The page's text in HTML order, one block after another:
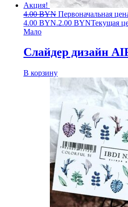
Акция!
4.00BYN Первоначальная
4.00 BYN.2.00 BYNТекущая
Мало
Слайдер дизайн
В корзину